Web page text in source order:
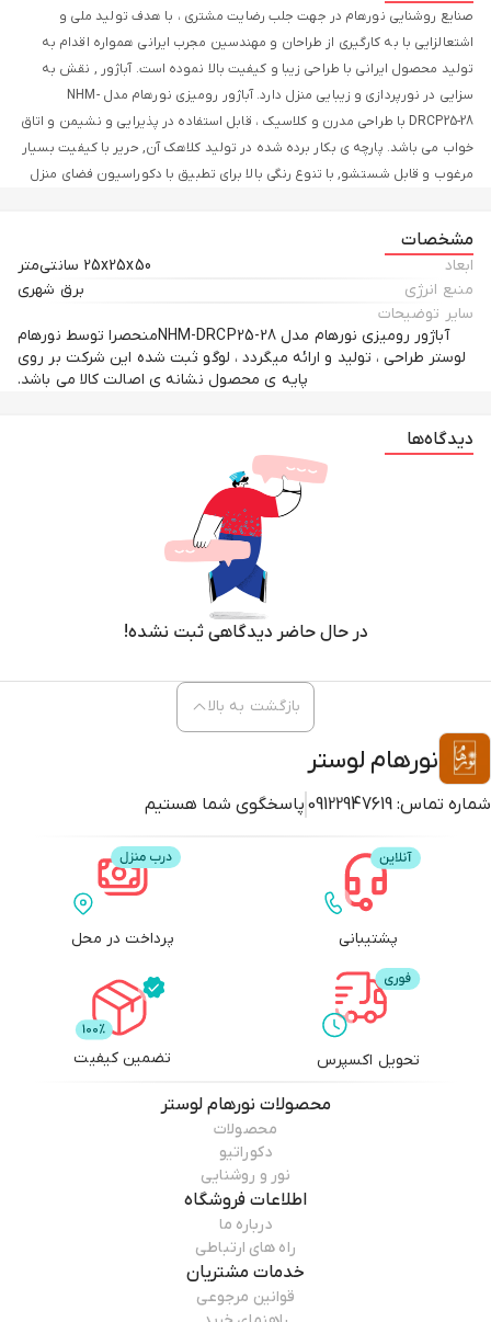
صنایع روشنایی نورهام در جهت جلب رضایت مشتری ، با هدف تولید ملی و
اشتعالزایی با به کارگیری از طراحان و مهندسین مجرب ایرانی همواره اقدام به
تولید محصول ایرانی با طراحی زیبا و کیفیت بالا نموده است. آباژور , نقش به
سزایی در نورپردازی و زیبایی منزل دارد. آباژور رومیزی نورهام مدل NHM-
DRCP25-28 با طراحی مدرن و کلاسیک ، قابل استفاده در پذیرایی و نشیمن و اتاق
خواب می باشد. پارچه ی بکار برده شده در تولید کلاهک آن, حریر با کیفیت بسیار
مرغوب و قابل شستشو, با تنوع رنگی بالا برای تطبیق با دکوراسیون فضای منزل
محصول لوگو ثبت شده این شرکت نشانه از اصالت کالا می باشد.
مشخصات
ابعاد
25x25x50 سانتی‌متر
منبع انرژی
برق شهری
سایر توضیحات
آباژور رومیزی نورهام مدل NHM-DRCP25-28منحصرا توسط نورهام
لوستر طراحی ، تولید و ارائه میگردد ، لوگو ثبت شده این شرکت بر روی
پایه ی محصول نشانه ی اصالت کالا می باشد.
دیدگاه‌ها
در حال حاضر دیدگاهی ثبت نشده!
نورهام لوستر
شماره تماس: 09122947619 پاسخگوی شما هستیم
بازگشت به بالا
پشتیبانی پرداخت در محل
تحویل اکسپرس تضمین کیفیت
محصولات نورهام لوستر
محصولات
دکوراتیو
نور و روشنایی
اطلاعات فروشگاه
درباره ما
راه های ارتباطی
خدمات مشتریان
قوانین مرجوعی